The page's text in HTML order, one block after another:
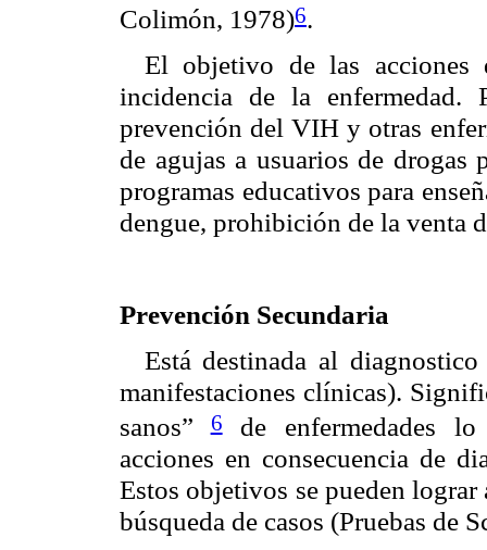
Colimón, 1978)6.
El objetivo de las acciones
incidencia de la
prevención del VIH y otras
de agujas a usuarios de
programas educativos para
dengue, prohibición de la venta
Prevención Secundaria
Está destinada al
manifestaciones clínicas).
sanos”
6de enfermedades lo
acciones en consecuencia de
Estos objetivos se pueden
búsqueda de casos (Pruebas de